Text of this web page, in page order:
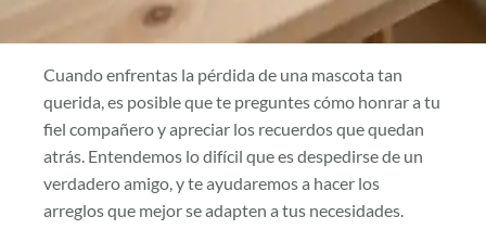
Cuando enfrentas la pérdida de una mascota tan
querida, es posible que te preguntes cómo honrar a tu
fiel compañero y apreciar los recuerdos que quedan
atrás. Entendemos lo difícil que es despedirse de un
verdadero amigo, y te ayudaremos a hacer los
arreglos que mejor se adapten a tus necesidades.